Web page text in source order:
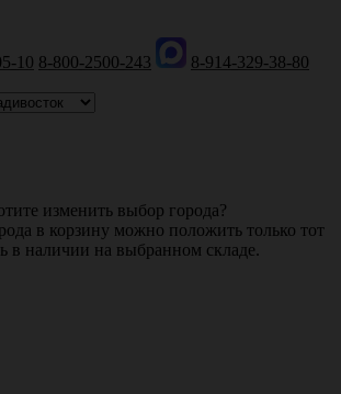
10 8-800-2500-243
8-914-329-38-80
изменить выбор города?
в корзину можно положить только тот
в наличии на выбранном складе.